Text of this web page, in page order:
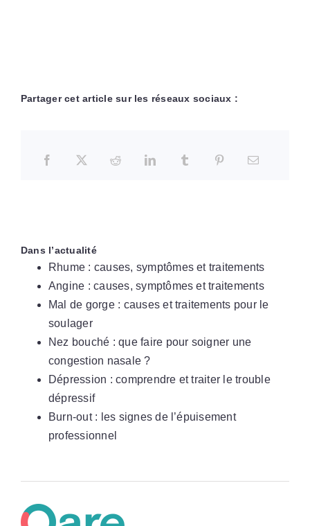
Partager cet article sur les réseaux sociaux :
Dans l’actualité
Rhume : causes, symptômes et traitements
Angine : causes, symptômes et traitements
Mal de gorge : causes et traitements pour le
soulager
Nez bouché : que faire pour soigner une
congestion nasale ?
Dépression : comprendre et traiter le trouble
dépressif
Burn-out : les signes de l’épuisement
professionnel